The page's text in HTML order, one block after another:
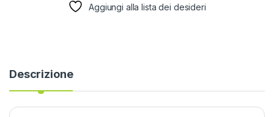
Aggiungi alla lista dei desideri
Descrizione